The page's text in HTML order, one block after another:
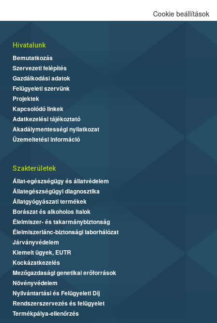
Cookie beállítások
Hivatalunk
Bemutatkozás
Szervezeti felépítés
Gazdálkodási adatok
Felügyeleti szervünk
Projektek
Kapcsolódó linkek
Adatkezelési tájékoztató
Akadálymentességi nyilatkozat
Üzemeltetési információ
Szakterületek
Állat-egészségügy és állatvédelem
Állategészségügyi diagnosztika
Állatgyógyászati termékek
Borászat és alkoholos italok
Élelmiszer- és takarmánybiztonság
Élelmiszerlánc-biztonsági laborhálózat
Járványvédelem
Kiemelt ügyek, EUTR
Kockázatkezelés
Mezőgazdasági genetikai erőforrások
Növényvédelem
Nyilvántartási és Felügyeleti Díj
Rendszerszervezés és felügyelet
Termékpálya-ellenőrzés